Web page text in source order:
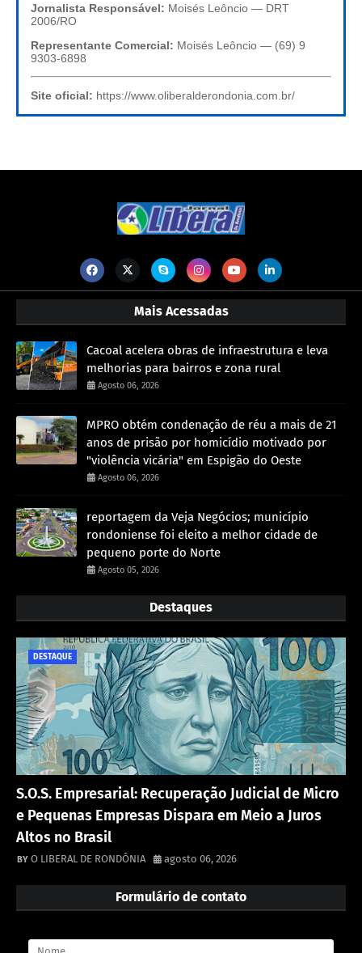
Jornalista Responsável: Moisés Leôncio — DRT
2006/RO
Representante Comercial: Moisés Leôncio — (69) 9
9303-6898
Site oficial: https://www.oliberalderondonia.com.br/
Mais Acessadas
Cacoal acelera obras de infraestrutura e leva
melhorias para bairros e zona rural
Agosto 06, 2026
MPRO obtém condenação de réu a mais de 21
anos de prisão por homicídio motivado por
"violência vicária" em Espigão do Oeste
Agosto 06, 2026
reportagem da Veja Negócios; município
rondoniense foi eleito a melhor cidade de
pequeno porte do Norte
Agosto 05, 2026
Destaques
DESTAQUE
S.O.S. Empresarial: Recuperação Judicial de Micro
e Pequenas Empresas Dispara em Meio a Juros
Altos no Brasil
O LIBERAL DE RONDÔNIA agosto 06, 2026
Formulário de contato